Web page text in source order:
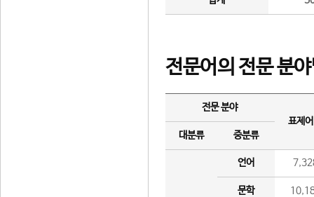
전문어의 전문 분
전문 분야
표제
대분류
중분류
언어
문학